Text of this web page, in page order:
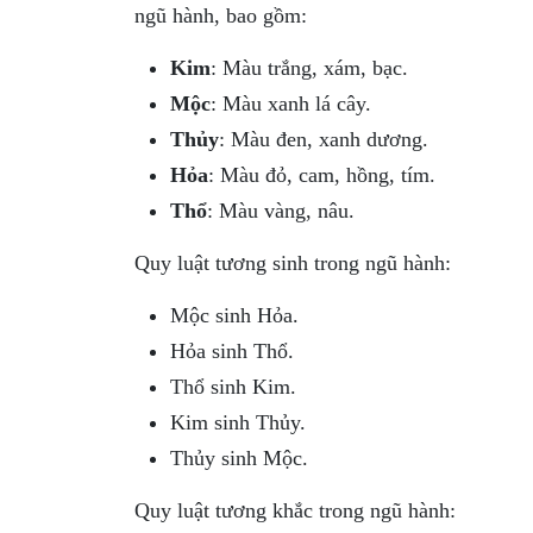
ngũ hành, bao gồm:
Kim: Màu trắng, xám, bạc.
Mộc: Màu xanh lá cây.
Thủy: Màu đen, xanh dương.
Hỏa: Màu đỏ, cam, hồng, tím.
Thổ: Màu vàng, nâu.
Quy luật tương sinh trong ngũ hành:
Mộc sinh Hỏa.
Hỏa sinh Thổ.
Thổ sinh Kim.
Kim sinh Thủy.
Thủy sinh Mộc.
Quy luật tương khắc trong ngũ hành: